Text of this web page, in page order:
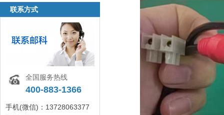
联系方式
全国服务热线
400-883-1366
手机(微信)：13728063377